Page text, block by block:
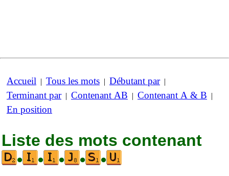
Accueil | Tous les mots | Débutant par|
Terminant par| Contenant AB | Contenant A & B |
En position
Liste des mots contenant
•
• • • •